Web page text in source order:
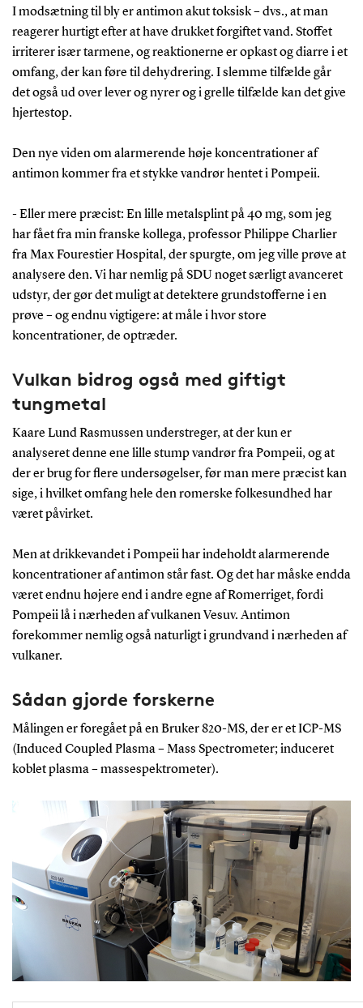
I modsætning til bly er antimon akut toksisk – dvs., at man
reagerer hurtigt efter at have drukket forgiftet vand. Stoffet
irriterer især tarmene, og reaktionerne er opkast og diarre i et
omfang, der kan føre til dehydrering. I slemme tilfælde går
det også ud over lever og nyrer og i grelle tilfælde kan det give
hjertestop.
Den nye viden om alarmerende høje koncentrationer af
antimon kommer fra et stykke vandrør hentet i Pompeii.
- Eller mere præcist: En lille metalsplint på 40 mg, som jeg
har fået fra min franske kollega, professor Philippe Charlier
fra Max Fourestier Hospital, der spurgte, om jeg ville prøve at
analysere den. Vi har nemlig på SDU noget særligt avanceret
udstyr, der gør det muligt at detektere grundstofferne i en
prøve – og endnu vigtigere: at måle i hvor store
koncentrationer, de optræder.
Vulkan bidrog også med giftigt
tungmetal
Kaare Lund Rasmussen understreger, at der kun er
analyseret denne ene lille stump vandrør fra Pompeii, og at
der er brug for flere undersøgelser, før man mere præcist kan
sige, i hvilket omfang hele den romerske folkesundhed har
været påvirket.
Men at drikkevandet i Pompeii har indeholdt alarmerende
koncentrationer af antimon står fast. Og det har måske endda
været endnu højere end i andre egne af Romerriget, fordi
Pompeii lå i nærheden af vulkanen Vesuv. Antimon
forekommer nemlig også naturligt i grundvand i nærheden af
vulkaner.
Sådan gjorde forskerne
Målingen er foregået på en Bruker 820-MS, der er et ICP-MS
(Induced Coupled Plasma – Mass Spectrometer; induceret
koblet plasma – massespektrometer).